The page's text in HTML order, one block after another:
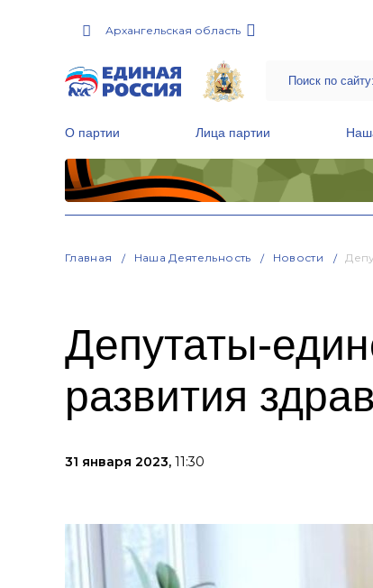
Архангельская область
О партии Лица партии
Главная Наша Деятельность Новости
Депутаты-
развития
31 января 2023, 11:30